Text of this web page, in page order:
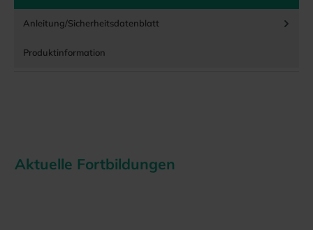
Anleitung/Sicherheitsdatenblatt
Produktinformation
Aktuelle Fortbildungen